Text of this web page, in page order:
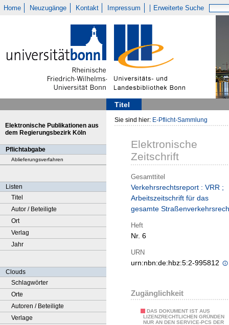
Home Neuzugänge Kontakt Impressum Erweiterte Suche
Titel
Elektronische Publikationen aus
dem Regierungsbezirk Köln
Pflichtabgabe
Ablieferungsverfahren
Listen
Titel
Autor / Beteiligte
Ort
Verlag
Jahr
Clouds
Schlagwörter
Orte
Autoren / Beteiligte
Verlage
Sie sind hier: E-Pflicht-Sammlung
Elektronische
Zeitschrift
Gesamttitel
Verkehrsrechtsreport : VRR ;
Arbeitszeitschrift für das
gesamte
Heft
Nr. 6
URN
urn:nbn:de:hbz:5:2-995812
Zugänglichkeit
DAS DOKUMENT IST AUS
LIZENZRECHTLICHEN GRÜNDEN
NUR AN DEN SERVICE-PCS DER